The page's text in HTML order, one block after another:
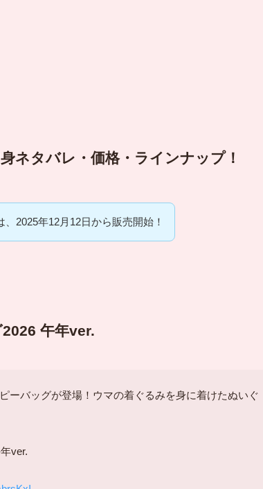
ネタバレ・価格・ラインナップ！
2025年12月12日から販売開始！
午年ver.
ーバッグが登場！ウマの着ぐるみを身に着けたぬいぐ
ver.